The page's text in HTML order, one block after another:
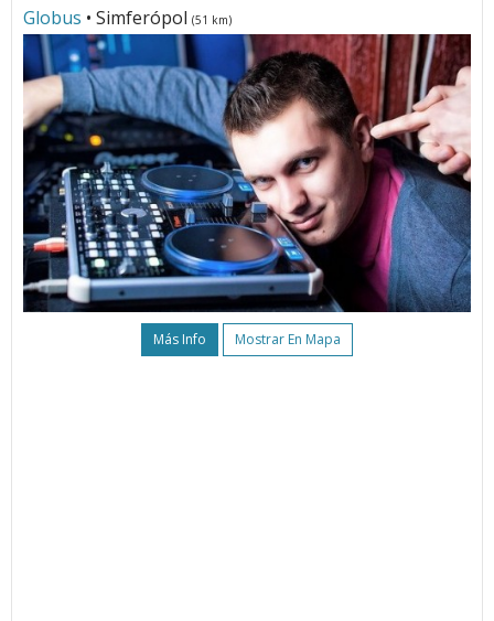
Globus • Simferópol (51 km)
Más Info Mostrar En Mapa